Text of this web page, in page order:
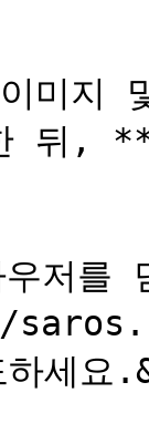
미지
뒤, **
저를
세요